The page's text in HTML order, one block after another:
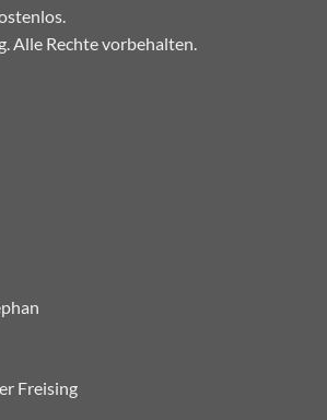
Alle Rechte vorbehalten.
Freising